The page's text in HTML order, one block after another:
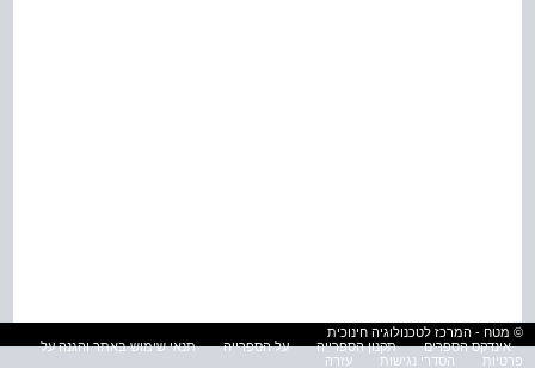
© מטח - המרכז לטכנולוגיה חינוכית
אינדקס הספרים
תקנון הספרייה על הספרייה
תנאי שימוש באתר והגנה על
פרטיות
הסדרי נגישות עזרה